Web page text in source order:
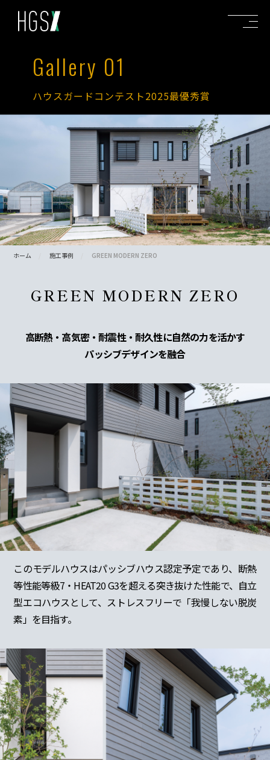
Gallery 01
ハウスガードコンテスト2025最優秀賞
ホーム 施工事例 GREEN MODERN ZERO
GREEN MODERN ZERO
高断熱・高気密・耐震性・耐久性に自然の力を活かす
パッシブデザインを融合
このモデルハウスはパッシブハウス認定予定であり、断熱
等性能等級7・HEAT20 G3を超える突き抜けた性能で、自立
型エコハウスとして、ストレスフリーで「我慢しない脱炭
素」を目指す。